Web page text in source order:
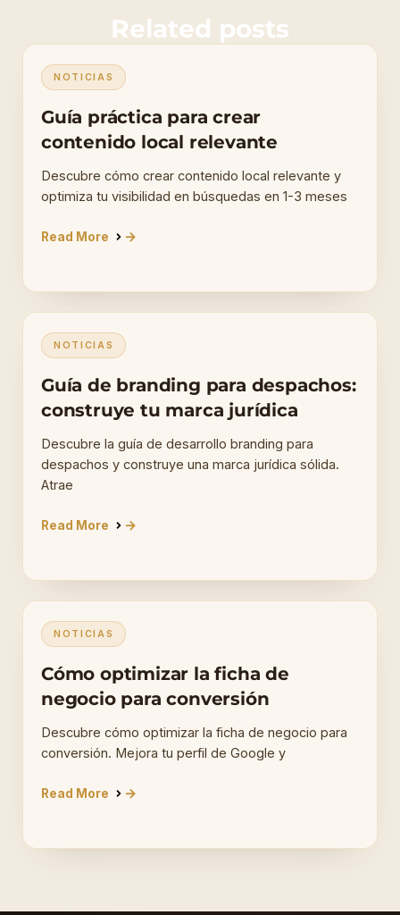
Related posts
NOTICIAS
Guía práctica para crear
contenido local relevante
Descubre cómo crear contenido local relevante y
optimiza tu visibilidad en búsquedas en 1-3 meses
Read More
NOTICIAS
Guía de branding para despachos:
construye tu marca jurídica
Descubre la guía de desarrollo branding para
despachos y construye una marca jurídica sólida.
Atrae
Read More
NOTICIAS
Cómo optimizar la ficha de
negocio para conversión
Descubre cómo optimizar la ficha de negocio para
conversión. Mejora tu perfil de Google y
Read More